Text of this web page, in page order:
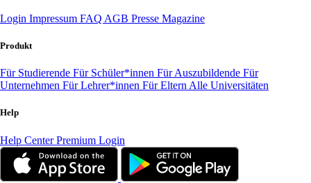
Login Impressum FAQ AGB Presse Magazine
Produkt
Für Studierende Für Schüler*innen Für Auszubildende Für
Unternehmen Für Lehrer*innen Für Eltern Alle Universitäten
Help
Help CenterPremium Login